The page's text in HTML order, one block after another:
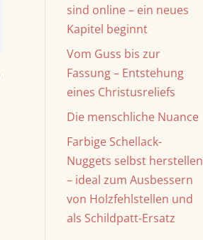
sind online – ein neues
Kapitel beginnt
Vom Guss bis zur
Fassung – Entstehung
eines Christusreliefs
Die menschliche Nuance
Farbige Schellack-
Nuggets selbst herstellen
– ideal zum Ausbessern
von Holzfehlstellen und
als Schildpatt-Ersatz